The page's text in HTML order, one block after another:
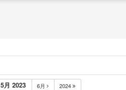
5月 2023 6月 2024